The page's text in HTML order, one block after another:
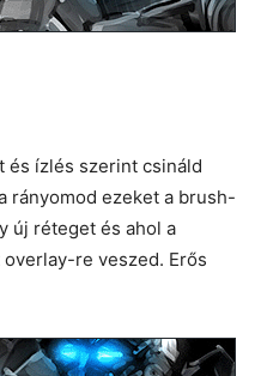
és ízlés szerint csináld
rányomod ezeket a brush-
új réteget és ahol a
re veszed. Erős